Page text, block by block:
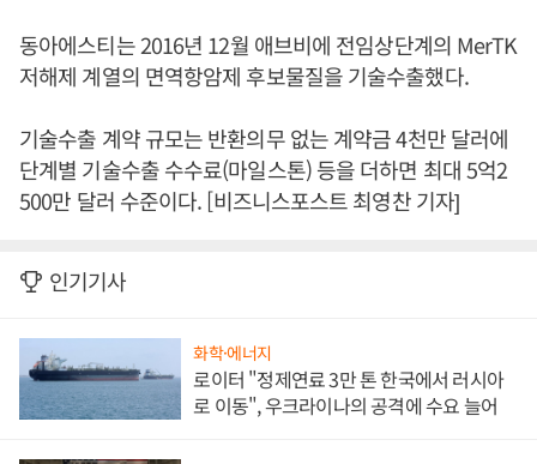
동아에스티는 2016년 12월 애브비에 전임상단계의 MerTK
저해제 계열의 면역항암제 후보물질을 기술수출했다.
기술수출 계약 규모는 반환의무 없는 계약금 4천만 달러에
단계별 기술수출 수수료(마일스톤) 등을 더하면 최대 5억2
500만 달러 수준이다. [비즈니스포스트 최영찬 기자]
인기기사
화학·에너지
로이터 "정제연료 3만 톤 한국에서 러시아
로 이동", 우크라이나의 공격에 수요 늘어